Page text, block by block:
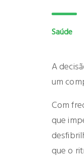
Saúde
A
um
Com
que
que o